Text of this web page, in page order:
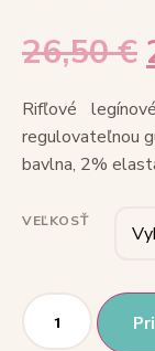
26,50€
Rifľové
regulovateľnou
bavlna, 2%
VEĽKOSŤ